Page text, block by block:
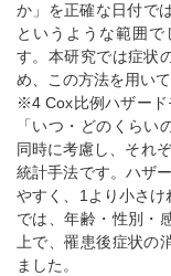
か」を正確な日付で
というような範囲
す。本研究では症状
め、この方法を用い
※4 Cox比例ハザード
「いつ・どのくら
同時に考慮し、それ
統計手法です。ハザ
やすく、1より小さ
では、年齢・性別・
上で、罹患後症状の
ました。